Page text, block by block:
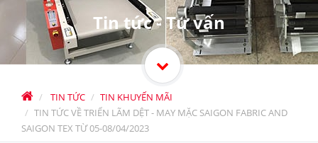
TIN TỨC
TIN KHUYẾN MÃI
TIN TỨC VỀ TRIỂN LÃM DỆT - MAY MẶC SAIGON FABRIC AND
SAIGON TEX TỪ 05-08/04/2023
Tin tức - Tư vấn